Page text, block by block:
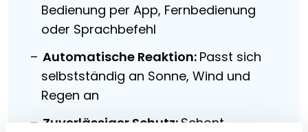
Bedienung per App, Fernbedienung
oder Sprachbefehl
Automatische Reaktion: Passt sich
selbstständig an Sonne, Wind und
Regen an
Zuverlässiger Schutz: Schont